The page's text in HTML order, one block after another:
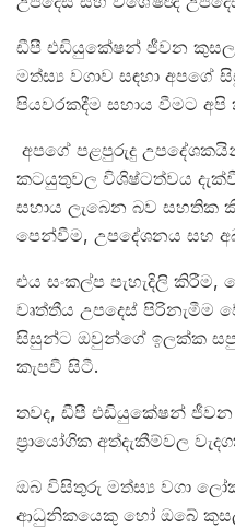
ඩීපී එඩියුකේෂන් ජීවන
මත්ස්‍ය වගාව සඳහා අපගේ
පියවරකදීම සහාය වීමට අපි
අපගේ පළපුරුදු
කටයුතුවල විශිෂ්ටත්වය
සහාය ලැබෙන බව සහතික
පෙන්වීම, උපදේශනය සහ
එය සංකල්ප පැහැදිලි
වෘත්තීය උපදෙස් පිරිනැමීම
සිසුන්ට ඔවුන්ගේ ඉලක්ක
කැපවී සිටී.
තවද, ඩීපී එඩියුකේෂන් ජීවන
ප්‍රායෝගික අත්දැකීම්වල
ඔබ විසිතුරු මත්ස්‍ය වගා
ආධුනිකයෙකු හෝ ඔබේ